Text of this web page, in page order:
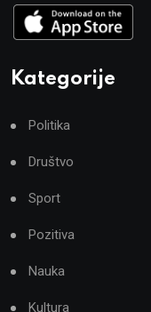
Kategorije
Politika
Društvo
Sport
Pozitiva
Nauka
Kultura